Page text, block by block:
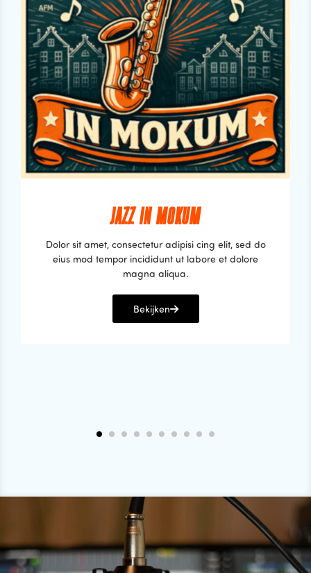
JAZZ IN MOKUM
Dolor sit amet, consectetur adipisi cing elit, sed do
eius mod tempor incididunt ut labore et dolore
magna aliqua.
Bekijken